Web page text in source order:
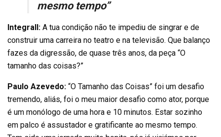
mesmo tempo”
Integrall: A tua condição não te impediu de singrar e de
construir uma carreira no teatro e na televisão. Que balanço
fazes da digressão, de quase três anos, da peça “O
tamanho das coisas?”
Paulo Azevedo: “O Tamanho das Coisas” foi um desafio
tremendo, aliás, foi o meu maior desafio como ator, porque
é um monólogo de uma hora e 10 minutos. Estar sozinho
em palco é assustador e gratificante ao mesmo tempo.